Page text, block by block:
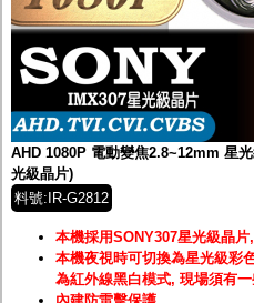
AHD 1080P 電動變焦2.8~12mm 星
光級晶片)
料號:IR-G2812
本機採用SONY307星光級晶
本機夜視時可切換為星光級彩
為紅外線黑白模式, 現場須有